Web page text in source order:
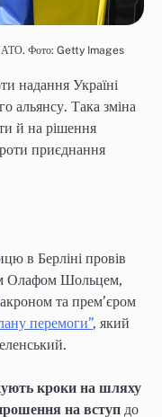
НАТО. Фото: Getty Images
надання Україні
альянсу. Така зміна
й на рішення
приєднання
в Берліні провів
Олафом Шольцем,
та прем’єром
перемоги”, який
кроки на шляху
на вступ до